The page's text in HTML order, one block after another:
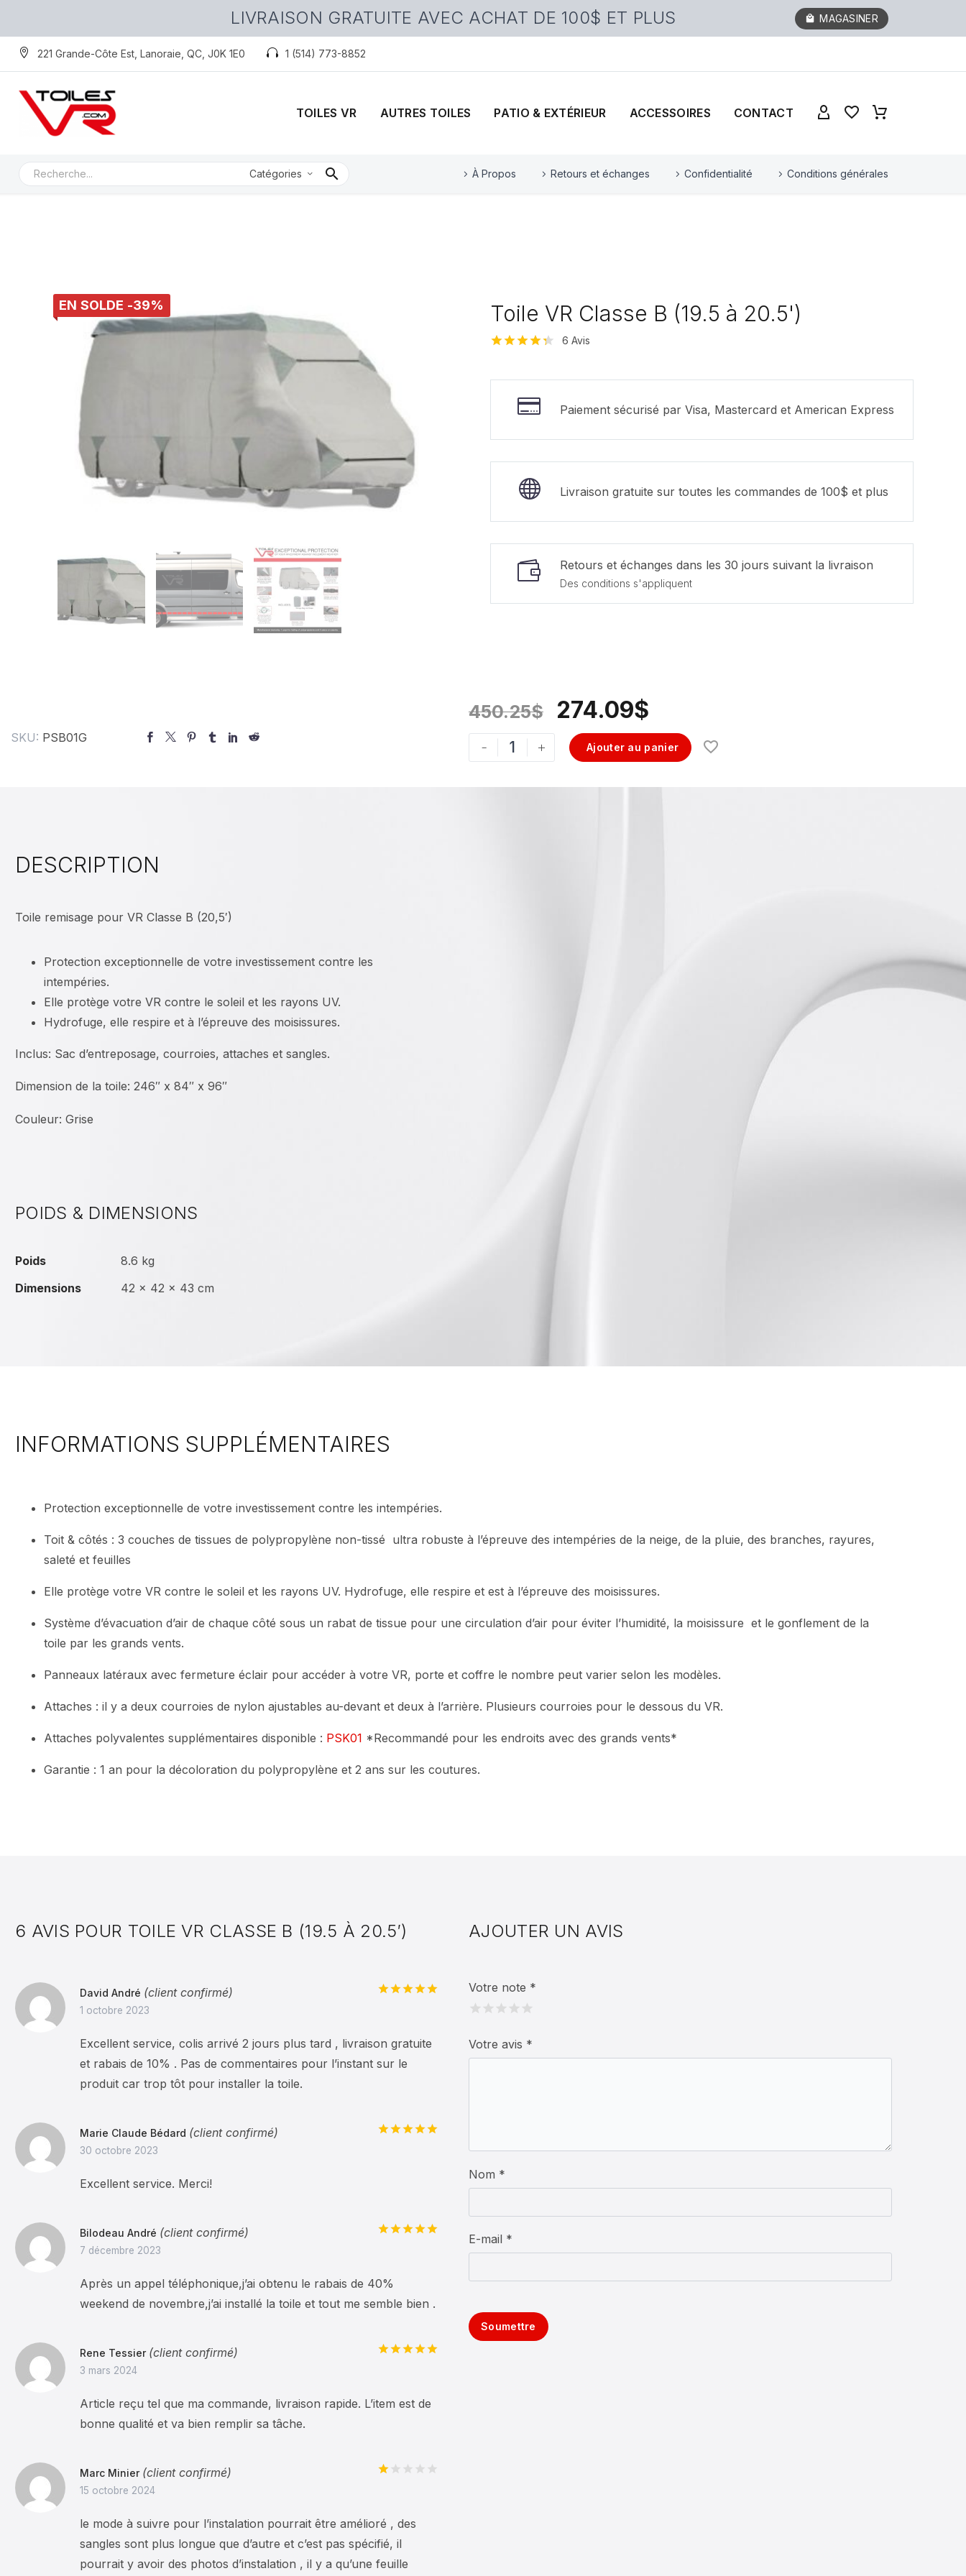
LIVRAISON GRATUITE AVEC ACHAT DE 100$ ET PLUS MAGASINER
221 Grande-Côte Est, Lanoraie, QC, J0K 1E0 1 (514) 773-8852
TOILES VR AUTRES TOILES PATIO & EXTÉRIEUR ACCESSOIRES CONTACT
Catégories À Propos Retours et échanges Confidentialité Conditions générales
EN SOLDE -39% Toile VR Classe B (19.5 à 20.5')
notations
client
6 Avis
Paiement sécurisé par Visa, Mastercard et American Express
Livraison gratuite sur toutes les commandes de 100$ et plus
Retours et échanges dans les 30 jours suivant la livraison
Des conditions s'appliquent
SKU: PSB01G
450.25$ 274.09$
- + Ajouter au panier
DESCRIPTION
Toile remisage pour VR Classe B (20,5′)
Protection exceptionnelle de votre investissement contre les
intempéries.
Elle protège votre VR contre le soleil et les rayons UV.
Hydrofuge, elle respire et à l’épreuve des moisissures.
Inclus: Sac d’entreposage, courroies, attaches et sangles.
Dimension de la toile: 246″ x 84″ x 96″
Couleur: Grise
POIDS & DIMENSIONS
Poids
8.6 kg
Dimensions
42 × 42 × 43 cm
INFORMATIONS SUPPLÉMENTAIRES
Protection exceptionnelle de votre investissement contre les intempéries.
Toit & côtés : 3 couches de tissues de polypropylène non-tissé ultra robuste à l’épreuve des intempéries de la neige, de la pluie, des branches, rayures,
saleté et feuilles
Elle protège votre VR contre le soleil et les rayons UV. Hydrofuge, elle respire et est à l’épreuve des moisissures.
Système d’évacuation d’air de chaque côté sous un rabat de tissue pour une circulation d’air pour éviter l’humidité, la moisissure et le gonflement de la
toile par les grands vents.
Panneaux latéraux avec fermeture éclair pour accéder à votre VR, porte et coffre le nombre peut varier selon les modèles.
Attaches : il y a deux courroies de nylon ajustables au-devant et deux à l’arrière. Plusieurs courroies pour le dessous du VR.
Attaches polyvalentes supplémentaires disponible : PSK01 *Recommandé pour les endroits avec des grands vents*
Garantie : 1 an pour la décoloration du polypropylène et 2 ans sur les coutures.
6 AVIS POUR TOILE VR CLASSE B (19.5 À 20.5′)
David André (client confirmé)
1 octobre 2023
Excellent service, colis arrivé 2 jours plus tard , livraison gratuite
et rabais de 10% . Pas de commentaires pour l’instant sur le
produit car trop tôt pour installer la toile.
Marie Claude Bédard (client confirmé)
30 octobre 2023
Excellent service. Merci!
Bilodeau André (client confirmé)
7 décembre 2023
Après un appel téléphonique,j’ai obtenu le rabais de 40%
weekend de novembre,j’ai installé la toile et tout me semble bien .
Rene Tessier (client confirmé)
3 mars 2024
Article reçu tel que ma commande, livraison rapide. L’item est de
bonne qualité et va bien remplir sa tâche.
5
Marc Minier (client confirmé)
15 octobre 2024
le mode à suivre pour l’instalation pourrait être amélioré , des
sangles sont plus longue que d’autre et c’est pas spécifié, il
pourrait y avoir des photos d’instalation , il y a qu’une feuille
AJOUTER UN AVIS
Votre note *
Votre avis *
Nom *
E-mail *
Soumettre